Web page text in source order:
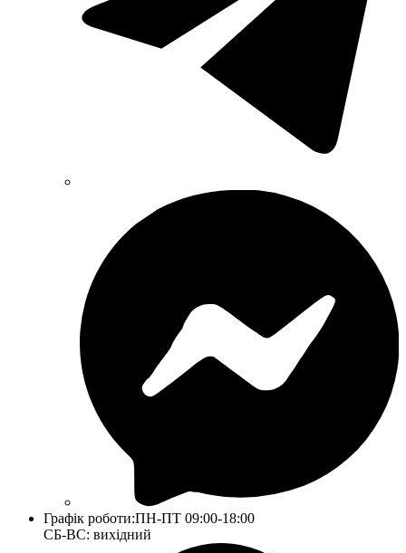
Графік роботи:ПН-ПТ 09:00-18:00
СБ-ВС: вихідний